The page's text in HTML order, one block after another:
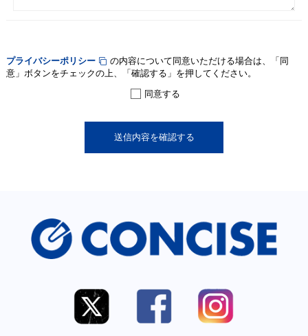
プライバシーポリシー の内容について同意いただける場合は、
「同
意」ボタンをチェックの上、「確認する」を押してください。
同意する